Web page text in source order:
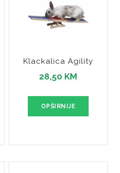
Klackalica Agility
28,50 KM
OPŠIRNIJE